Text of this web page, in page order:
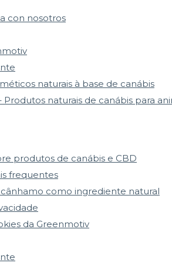
con nosotros
naturais à base de canábis
Produtos naturais de canábis para
produtos de canábis e CBD
frequentes
como ingrediente natural
da Greenmotiv